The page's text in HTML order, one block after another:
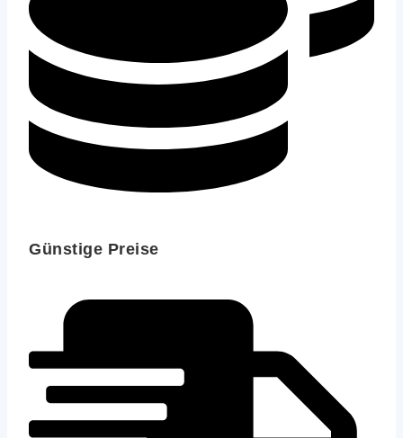
Günstige Preise